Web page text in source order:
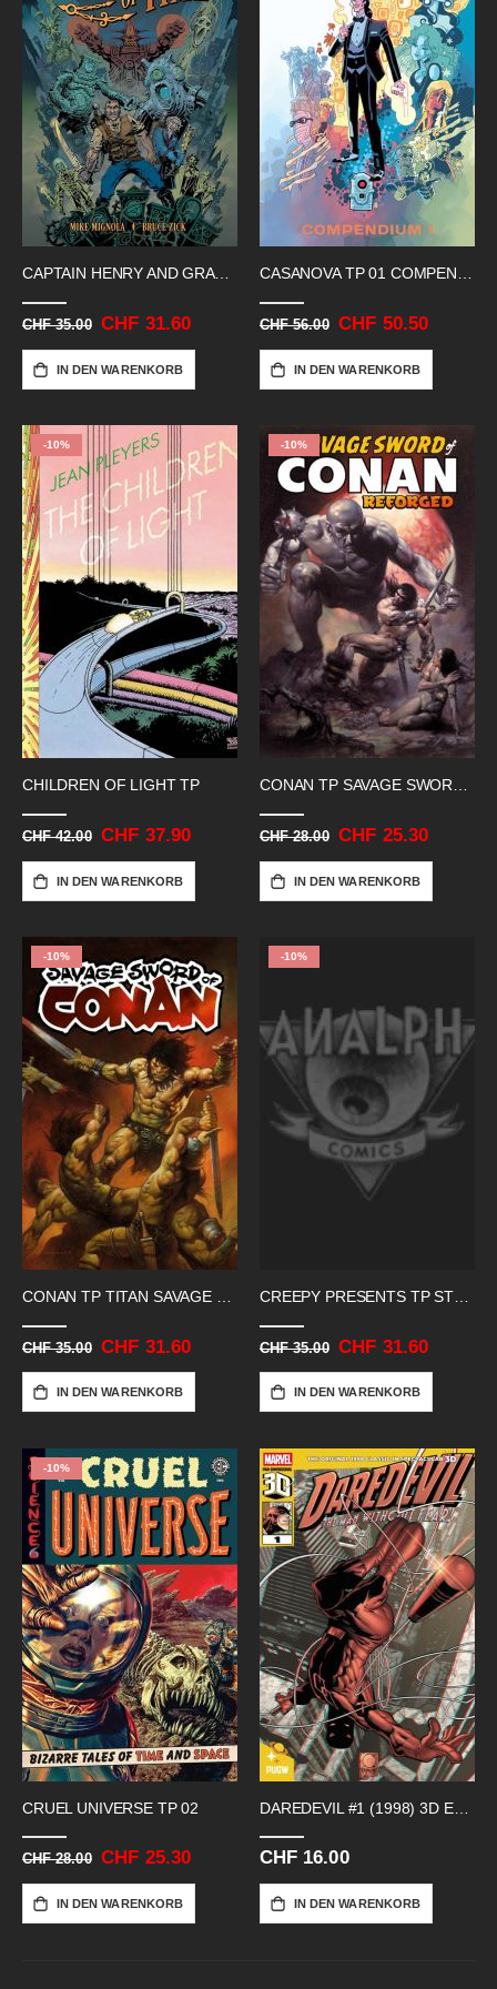
CAPTAIN HENRY AND GRAVEYARD OF TIME
CHF 35.00 Sonderangebot
CHF 31.60
IN DEN WARENKORB
CHF 56.00 Sonderangebot
CHF 50.50
IN DEN WARENKORB
-10%
CHILDREN OF LIGHT TP
CHF 42.00 Sonderangebot
CHF 37.90
IN DEN WARENKORB
-10%
CHF 28.00 Sonderangebot
CHF 25.30
IN DEN WARENKORB
-10%
CHF 35.00 Sonderangebot
CHF 31.60
IN DEN WARENKORB
-10%
CHF 35.00 Sonderangebot
CHF 31.60
IN DEN WARENKORB
-10%
CRUEL UNIVERSE TP 02
CHF 28.00 Sonderangebot
CHF 25.30
IN DEN WARENKORB
DAREDEVIL #1 (1998) 3D EDITION
CHF 16.00
IN DEN WARENKORB